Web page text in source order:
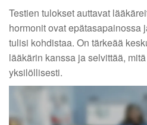
Testien tulokset auttavat
hormonit ovat epätasapainossa
tulisi kohdistaa. On tärkeää
lääkärin kanssa ja selvittää,
yksilöllisesti.